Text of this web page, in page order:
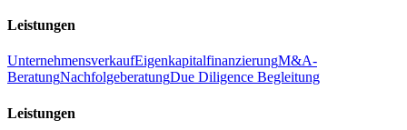
Leistungen
UnternehmensverkaufEigenkapitalfinanzierungM&A-
BeratungNachfolgeberatungDue Diligence Begleitung
Leistungen